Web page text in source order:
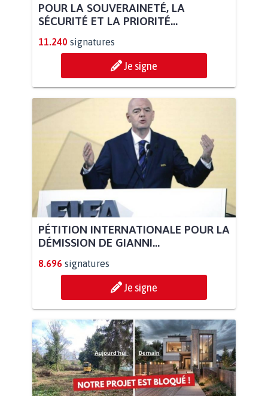
POUR LA SOUVERAINETÉ, LA
SÉCURITÉ ET LA PRIORITÉ...
11.240 signatures
Je signe
PÉTITION INTERNATIONALE POUR LA
DÉMISSION DE GIANNI...
8.696 signatures
Je signe